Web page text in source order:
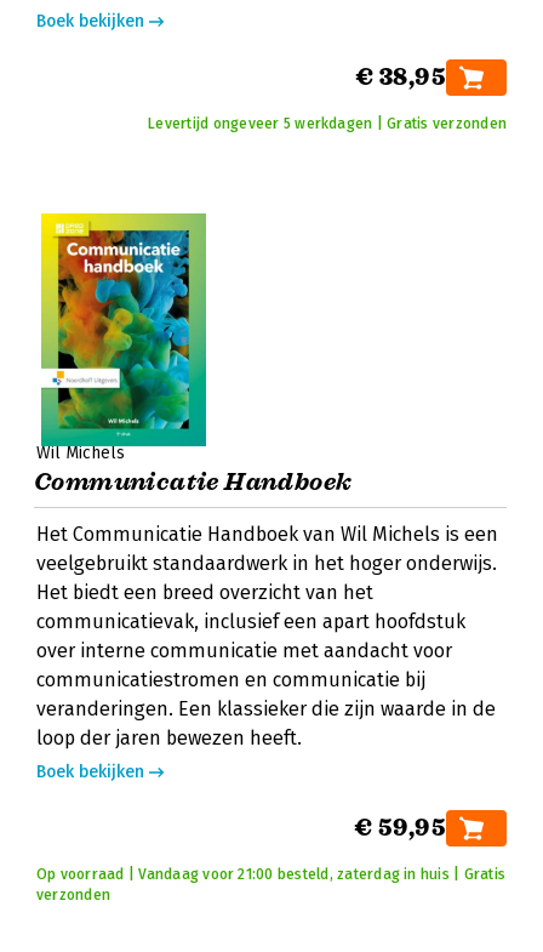
Boek bekijken
€ 38,95
Levertijd ongeveer 5 werkdagen | Gratis verzonden
Wil Michels
Communicatie Handboek
Het Communicatie Handboek van Wil Michels is een
veelgebruikt standaardwerk in het hoger onderwijs.
Het biedt een breed overzicht van het
communicatievak, inclusief een apart hoofdstuk
over interne communicatie met aandacht voor
communicatiestromen en communicatie bij
veranderingen. Een klassieker die zijn waarde in de
loop der jaren bewezen heeft.
Boek bekijken
€ 59,95
Op voorraad | Vandaag voor 21:00 besteld, zaterdag in huis | Gratis
verzonden